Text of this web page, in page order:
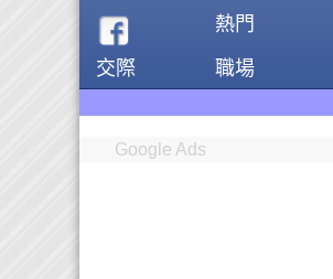
熱門
交際
職場
Google Ads